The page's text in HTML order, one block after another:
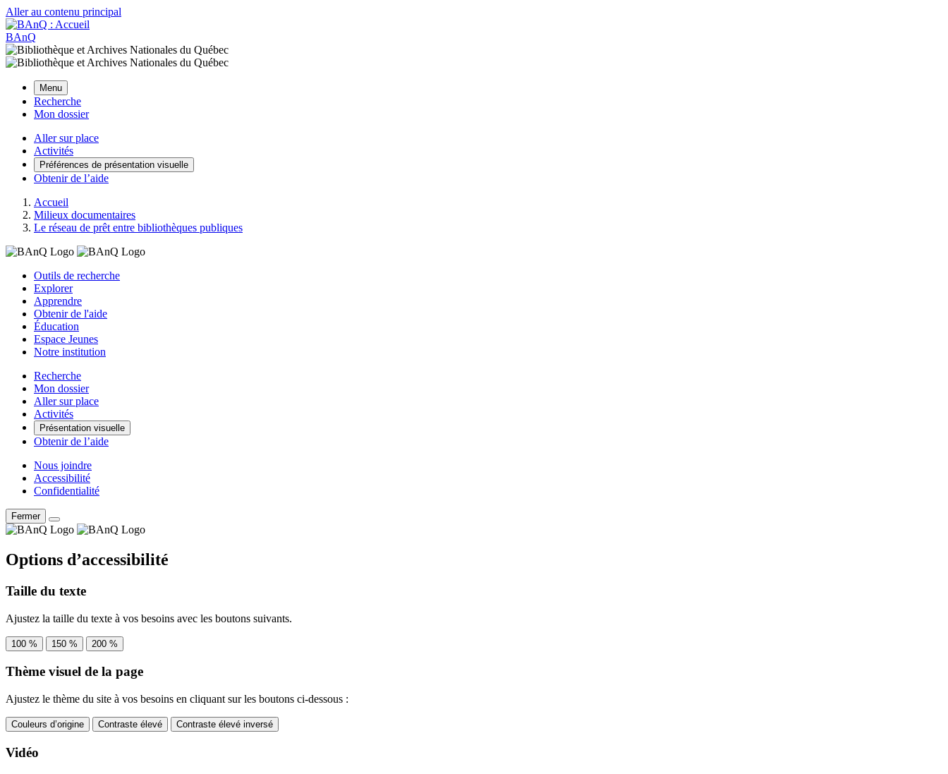
Aller au contenu principal
BAnQ
Menu
Recherche
Mon dossier
Aller sur place
Activités
Préférences de présentation visuelle
Obtenir de l’aide
Accueil
Milieux documentaires
Le réseau de prêt entre bibliothèques publiques
Outils de recherche
Explorer
Apprendre
Obtenir de l'aide
Éducation
Espace Jeunes
Notre institution
Recherche
Mon dossier
Aller sur place
Activités
Présentation visuelle
Obtenir de l’aide
Nous joindre
Accessibilité
Confidentialité
Fermer
Options d’accessibilité
Taille du texte
Ajustez la taille du texte à vos besoins avec les boutons suivants.
100 % 150 % 200 %
Thème visuel de la page
Ajustez le thème du site à vos besoins en cliquant sur les boutons ci-dessous :
Couleurs d’origine Contraste élevé Contraste élevé inversé
Vidéo